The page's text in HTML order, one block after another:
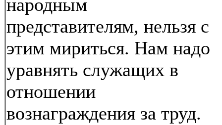
народным
представителям, нельзя с
этим мириться. Нам надо
уравнять служащих в
отношении
вознаграждения за труд.